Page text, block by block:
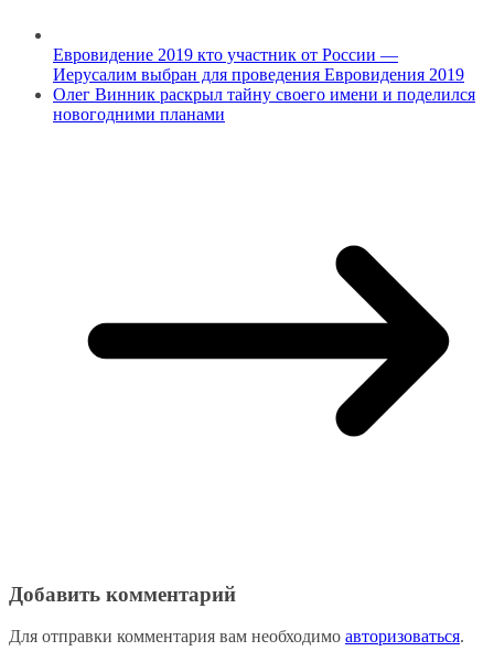
Евровидение 2019 кто участник от России —
Иерусалим выбран для проведения Евровидения 2019
Олег Винник раскрыл тайну своего имени и поделился
новогодними планами
Добавить комментарий
Для отправки комментария вам необходимо авторизоваться.